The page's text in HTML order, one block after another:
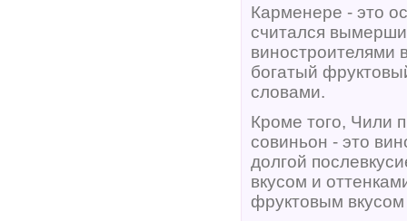
Карменере - это
считался
виностроителями
богатый
словами.
Кроме того, Чили
совиньон - это
долгой
вкусом и
фруктовым